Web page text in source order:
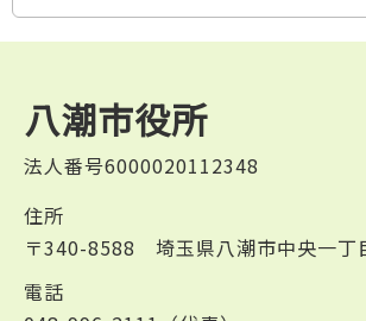
八潮市役所
法人番号6000020112348
住所
〒340-8588 埼玉県八潮市中央一丁
電話